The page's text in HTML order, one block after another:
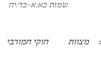
שמות כא:א–כד:יח
מצוות חוקי חמורבי